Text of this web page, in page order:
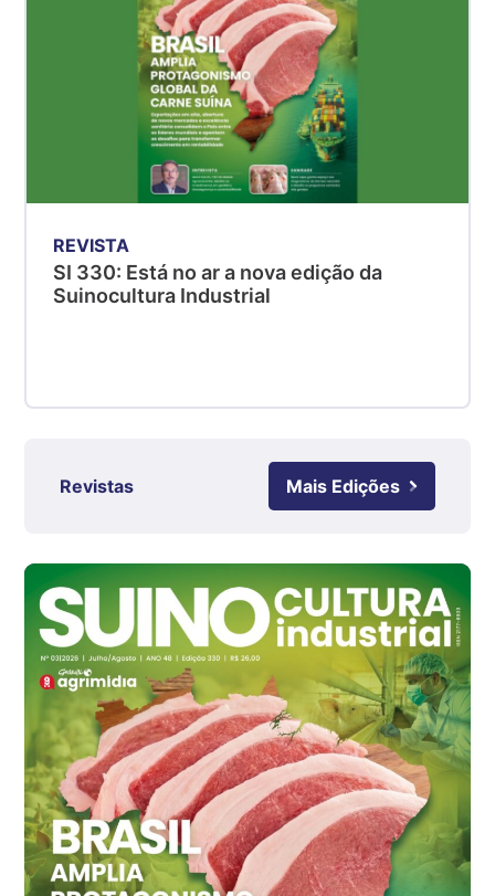
Suíno - Estadual
Suíno - Estadual
Suíno - Estadual
SC
R$ 4,48
Ovo Branco - Regional
cx
Ovo Branco - Regional
Branco
R$ 145,34
cx
Ovo Vermelho - Regional
Grande São Paulo (SP)
R$ 155,59
cx
Ovo Vermelho - Regional
Vermelho
R$ 159,31
REVISTA
SI 330: Está no ar a nova edição da
Suinocultura Industrial
Revistas Mais Edições